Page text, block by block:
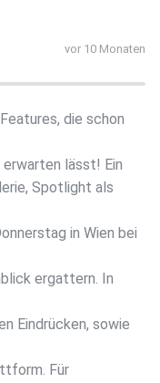
vor 10 Monaten
die schon
lässt! Ein
Spotlight als
in Wien bei
ergattern. In
Eindrücken, sowie
Für